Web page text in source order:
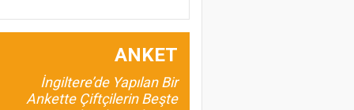
Şura Kararlarının
İnsan ve Kalkınma
Odaklı Olması da
ANKET
İngiltere’de Yapılan Bir
Ankette Çiftçilerin Beşte